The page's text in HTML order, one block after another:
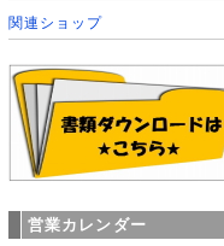
関連ショップ
営業カレンダー